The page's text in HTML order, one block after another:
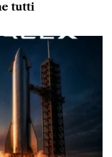
tutti